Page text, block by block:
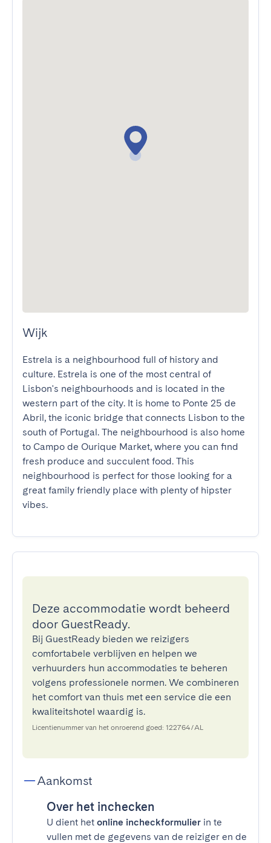
Wijk
Estrela is a neighbourhood full of history and
culture. Estrela is one of the most central of
Lisbon's neighbourhoods and is located in the
western part of the city. It is home to Ponte 25 de
Abril, the iconic bridge that connects Lisbon to the
south of Portugal. The neighbourhood is also home
to Campo de Ourique Market, where you can find
fresh produce and succulent food. This
neighbourhood is perfect for those looking for a
great family friendly place with plenty of hipster
vibes.
Deze accommodatie wordt beheerd
door GuestReady.
Bij GuestReady bieden we reizigers
comfortabele verblijven en helpen we
verhuurders hun accommodaties te beheren
volgens professionele normen. We combineren
het comfort van thuis met een service die een
kwaliteitshotel waardig is.
Licentienummer van het onroerend goed: 122764/AL
Aankomst
Over het inchecken
U dient het online incheckformulier in te
vullen met de gegevens van de reiziger en de